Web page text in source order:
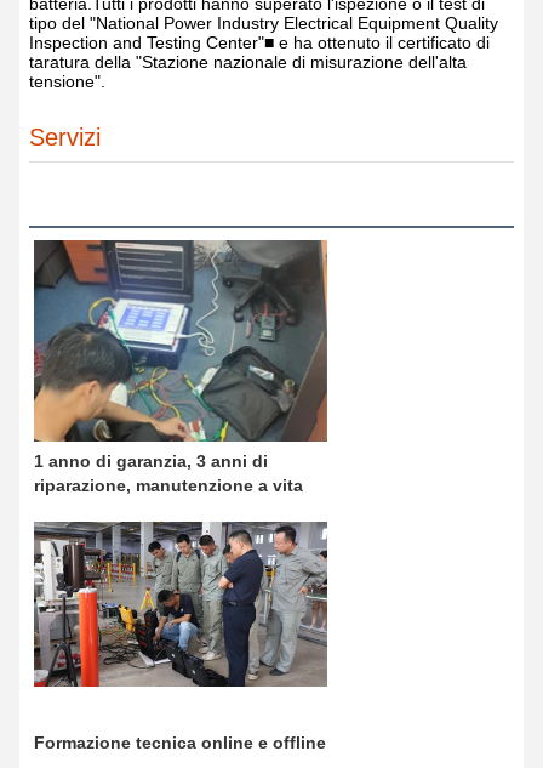
tipo del "National Power Industry Electrical Equipment Quality
Inspection and Testing Center"■ e ha ottenuto il certificato di
taratura della "Stazione nazionale di misurazione dell'alta
tensione".
Servizi
1 anno di garanzia, 3 anni di
riparazione, manutenzione a vita
Formazione tecnica online e offline